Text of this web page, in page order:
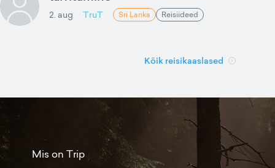
2. aug TruT Sri Lanka Reisiideed
Kõik reisikaaslased
Mis on Trip